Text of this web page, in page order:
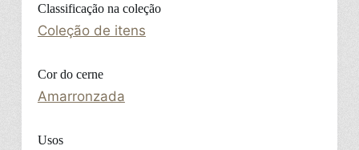
Classificação na coleção
Coleção de itens
Cor do cerne
Amarronzada
Usos